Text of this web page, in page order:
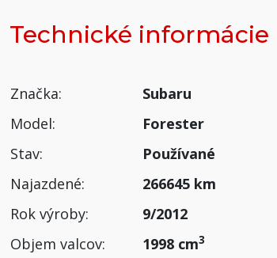
Technické informácie
Značka:
Subaru
Model:
Forester
Stav:
Používané
Najazdené:
266645 km
Rok výroby:
9/2012
Objem valcov:
1998 cm3